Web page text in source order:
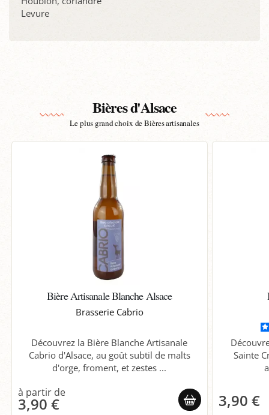
Levure
Bières d'Alsace
Le plus grand choix de Bières artisanales
Bière Artisanale Blanche Alsace
Brasserie Cabrio
Découvrez la Bière Blanche Artisanale
Cabrio d'Alsace, au goût subtil de malts
d'orge, froment, et zestes ...
3,90 €
Sainte
3,90 €